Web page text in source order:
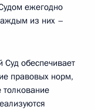
ежегодно
из них –
обеспечивает
правовых норм,
толкование